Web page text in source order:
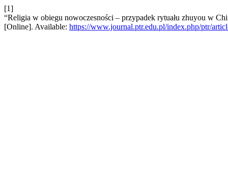
[1]
“Religia w obiegu nowoczesności – przypadek rytuału zhuyou w
[Online]. Available: https://www.journal.ptr.edu.pl/index.php/ptr/